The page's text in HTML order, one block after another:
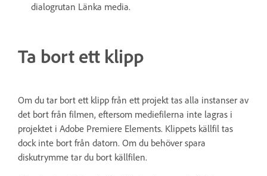
dialogrutan Länka media.
Ta bort ett klipp
Om du tar bort ett klipp från ett projekt tas alla instanser av
det bort från filmen, eftersom mediefilerna inte lagras i
projektet i Adobe Premiere Elements. Klippets källfil tas
dock inte bort från datorn. Om du behöver spara
diskutrymme tar du bort källfilen.